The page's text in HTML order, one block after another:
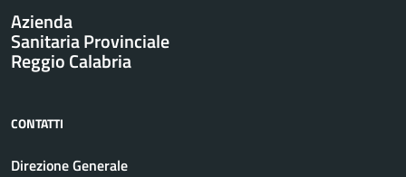
Azienda
Sanitaria Provinciale
Reggio Calabria
CONTATTI
Direzione Generale